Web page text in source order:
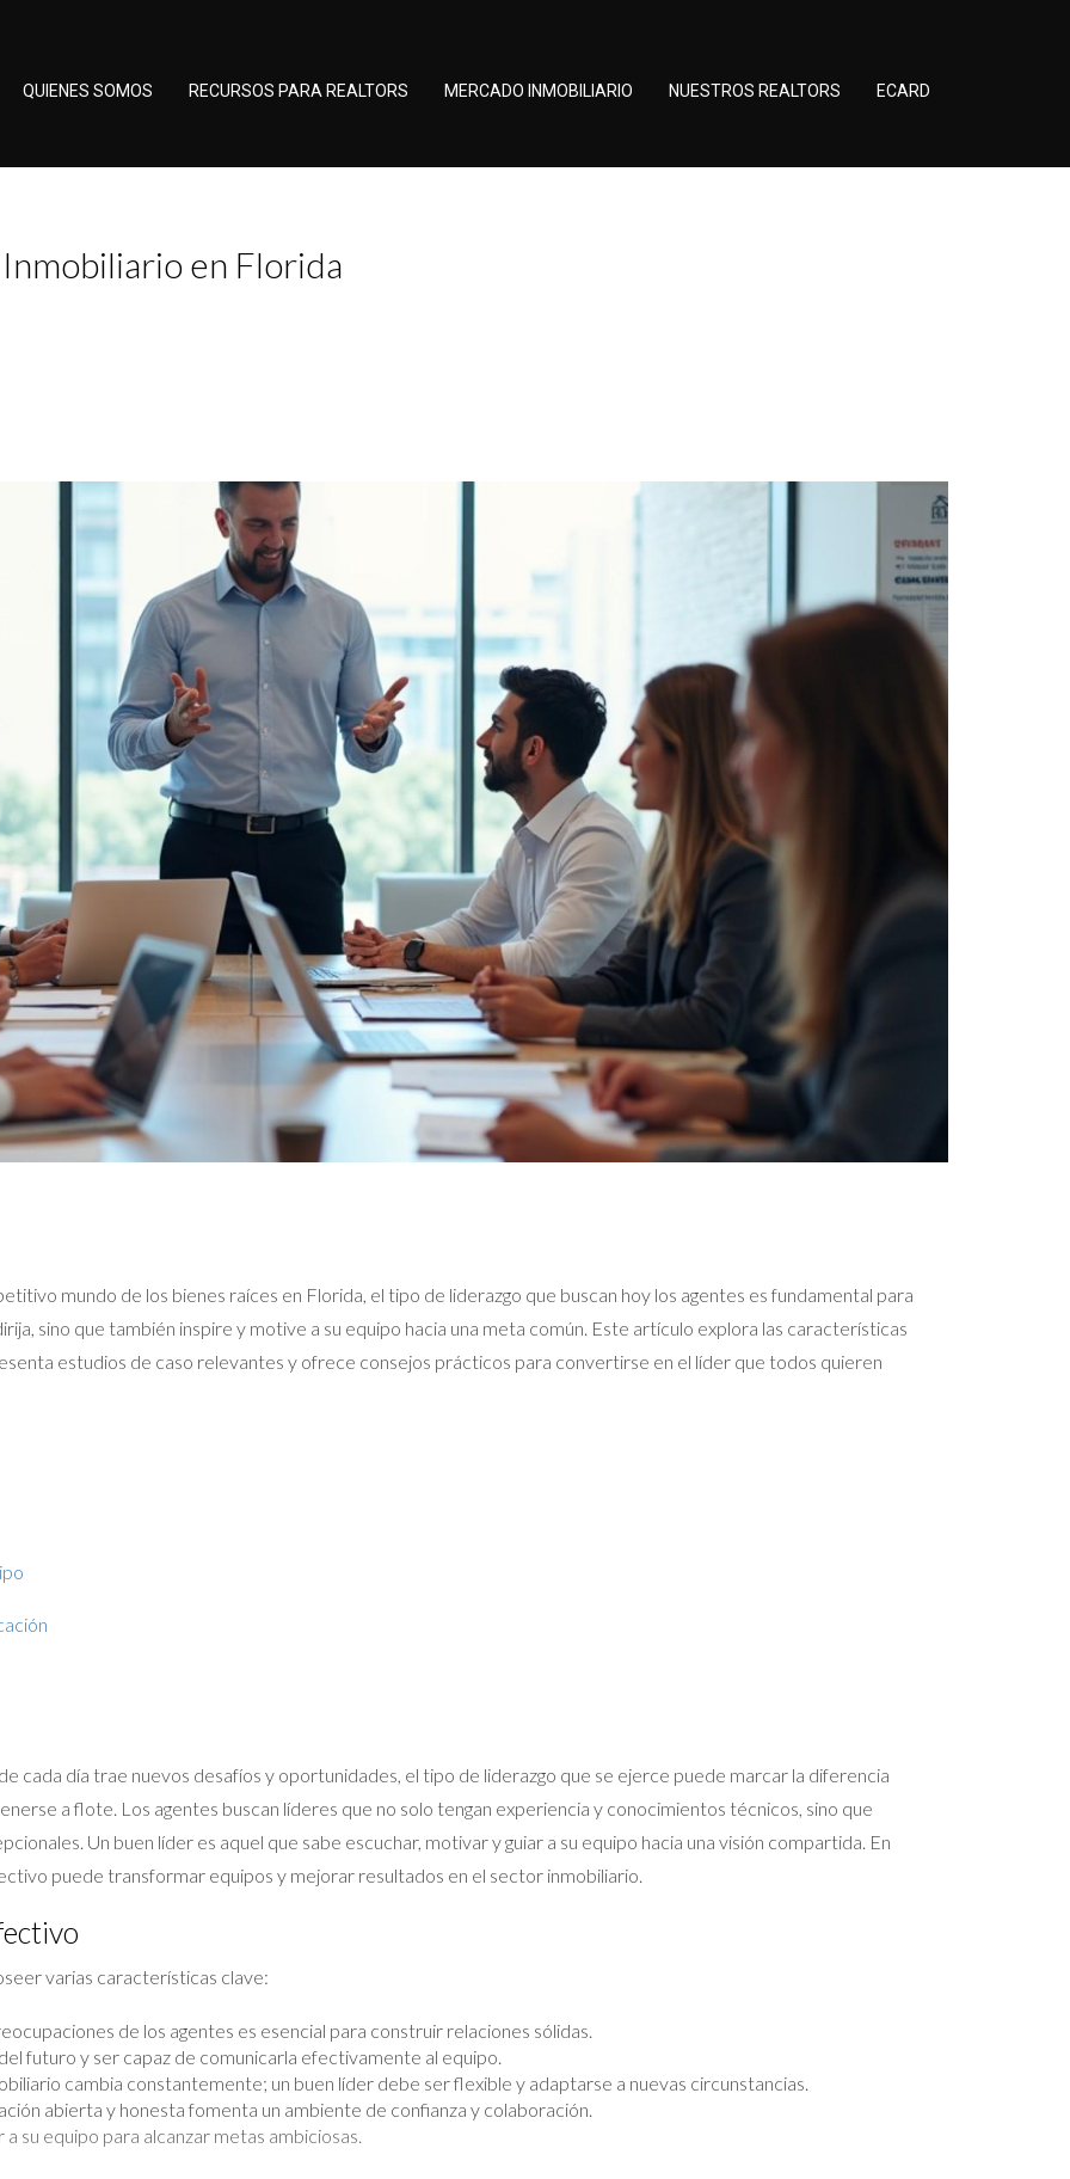
QUIENES SOMOS RECURSOS PARA REALTORS MERCADO INMOBILIARIO NUESTROS REALTORS ECARD
en Florida
mundo de los bienes raíces en Florida, el tipo de liderazgo que buscan hoy los agentes es fundamental para
sino que también inspire y motive a su equipo hacia una meta común. Este artículo explora las características
estudios de caso relevantes y ofrece consejos prácticos para convertirse en el líder que todos quieren
cada día trae nuevos desafíos y oportunidades, el tipo de liderazgo que se ejerce puede marcar la diferencia
a flote. Los agentes buscan líderes que no solo tengan experiencia y conocimientos técnicos, sino que
Un buen líder es aquel que sabe escuchar, motivar y guiar a su equipo hacia una visión compartida. En
puede transformar equipos y mejorar resultados en el sector inmobiliario.
varias características clave:
de los agentes es esencial para construir relaciones sólidas.
futuro y ser capaz de comunicarla efectivamente al equipo.
cambia constantemente; un buen líder debe ser flexible y adaptarse a nuevas circunstancias.
abierta y honesta fomenta un ambiente de confianza y colaboración.
su equipo para alcanzar metas ambiciosas.